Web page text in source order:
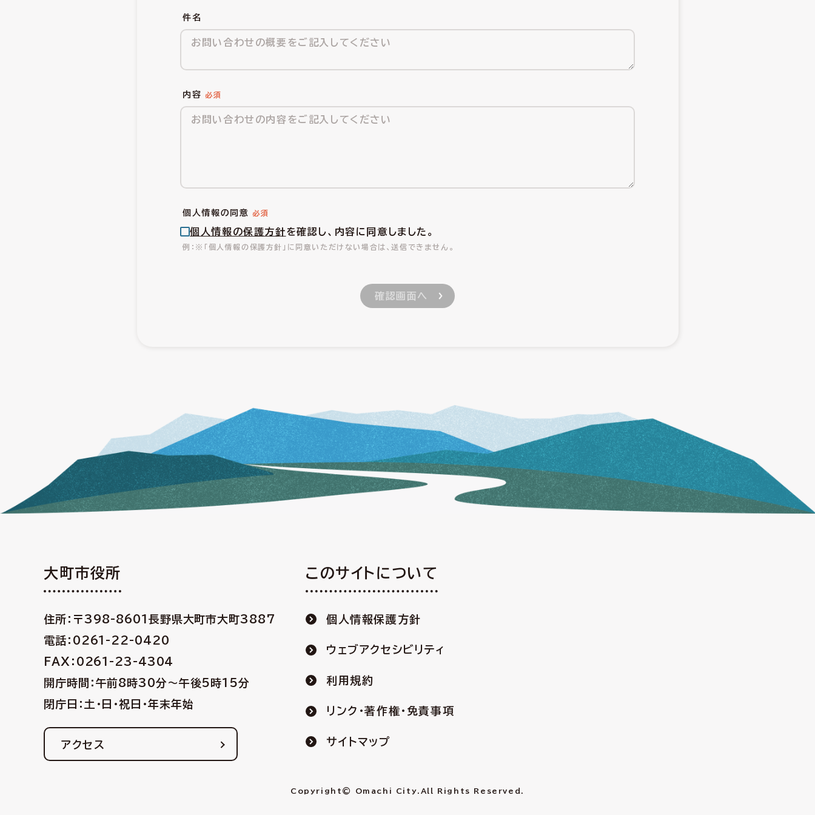
件名
内容
個人情報の同意
個人情報の保護方針を確認し、内容に同意しました。
※「個人情報の保護方針」に同意いただけない場合は、送信できません。
大町市役所
住所：〒398-8601 長野県大町市大町3887
電話：0261-22-0420
FAX：0261-23-4304
開庁時間：午前8時30分〜午後5時15分
閉庁日：土・日・祝日・年末年始
アクセス
このサイトについて
個人情報保護方針
ウェブアクセシビリティ
利用規約
リンク・著作権・免責事項
サイトマップ
Copyright© Omachi City. All Rights Reserved.